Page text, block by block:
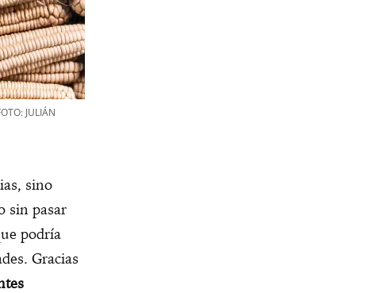
JULIÁN
sino
sin pasar
podría
Gracias